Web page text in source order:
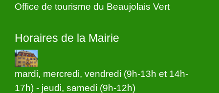
Office de tourisme du Beaujolais Vert
Horaires de la Mairie
mardi, mercredi, vendredi (9h-13h et 14h-
17h) - jeudi, samedi (9h-12h)